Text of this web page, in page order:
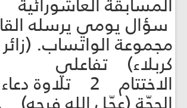
سؤال يومي يرسله
مجموعة الواتساب.
كربلاء) تفاعلي
الاختتام 2